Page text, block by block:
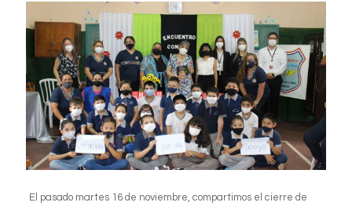
El pasado martes 16 de noviembre, compartimos el cierre de